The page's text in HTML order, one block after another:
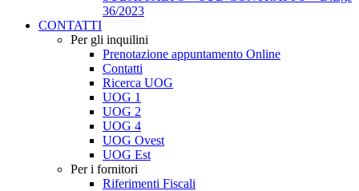
36/2023
CONTATTI
Per gli inquilini
Prenotazione appuntamento Online
Contatti
Ricerca UOG
UOG 1
UOG 2
UOG 4
UOG Ovest
UOG Est
Per i fornitori
Riferimenti Fiscali